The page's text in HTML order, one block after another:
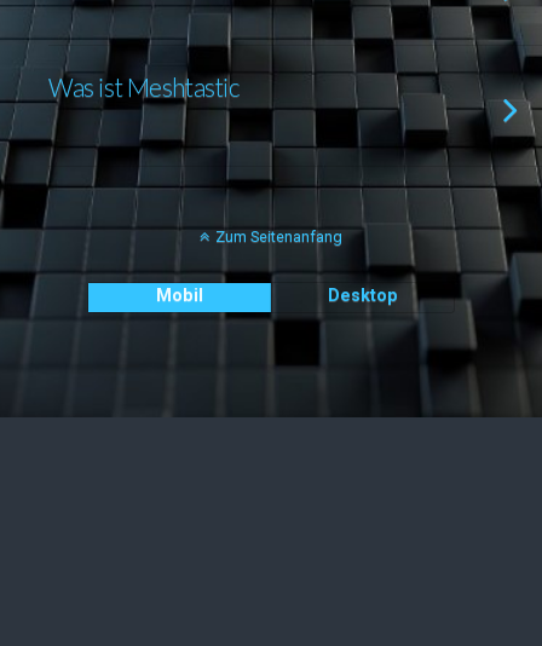
Was ist Meshtastic
Zum Seitenanfang
Mobil Desktop